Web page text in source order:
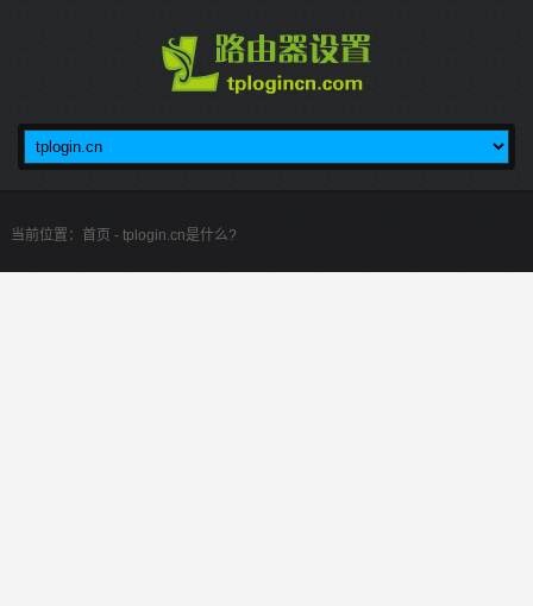
当前位置： 首页 - tplogin.cn是什么?